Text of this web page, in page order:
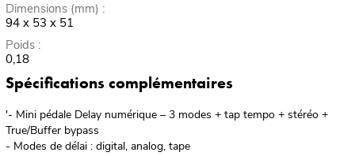
Dimensions (mm) :
94 x 53 x 51
Poids :
0,18
Spécifications complémentaires
'- Mini pédale Delay numérique – 3 modes + tap tempo + stéréo +
True/Buffer bypass
- Modes de délai : digital, analog, tape